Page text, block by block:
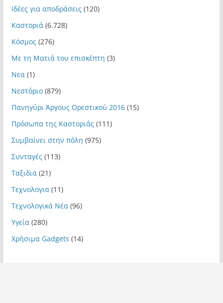
Ιδέες για αποδράσεις(120)
Καστοριά(6.728)
Κόσμος(276)
Με τη Ματιά του επισκέπτη (3)
Νεα(1)
Νεστόριο(879)
Πανηγύρι Άργους Ορεστικού 2016(15)
Πρόσωπα της Καστοριάς(111)
Συμβαίνει στην πόλη (975)
Συνταγές(113)
Ταξιδια(21)
Τεχνολογια(11)
Τεχνολογικά Νέα(96)
Υγεία(280)
Χρήσιμα Gadgets (14)